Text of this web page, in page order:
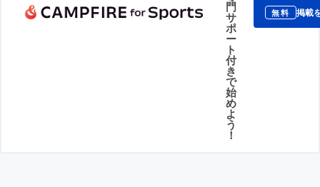
門
サ
ポ
ー
ト
付
き
で
始
め
よ
う
！
無料 掲載